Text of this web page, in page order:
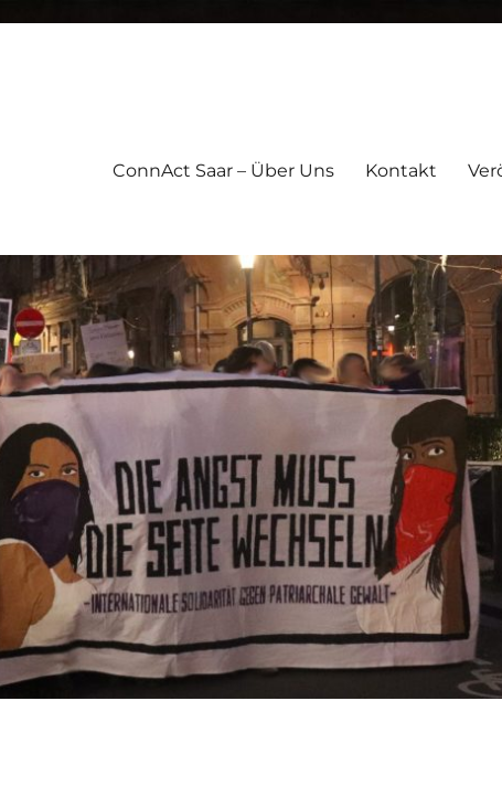
ConnAct Saar – Über Uns Kontakt